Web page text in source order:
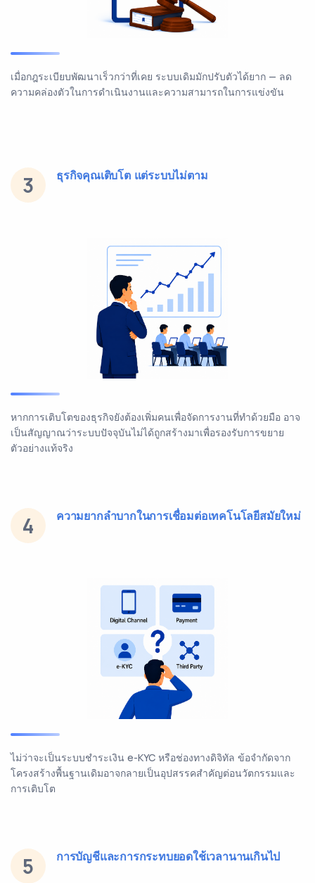
เมื่อกฎระเบียบพัฒนาเร็วกว่าที่เคย ระบบเดิมมักปรับตัวได้ยาก — ลด
ความคล่องตัวในการดำเนินงานและความสามารถในการแข่งขัน
3 ธุรกิจคุณเติบโต แต่ระบบไม่ตาม
หากการเติบโตของธุรกิจยังต้องเพิ่มคนเพื่อจัดการงานที่ทำด้วยมือ อาจ
เป็นสัญญาณว่าระบบปัจจุบันไม่ได้ถูกสร้างมาเพื่อรองรับการขยาย
ตัวอย่างแท้จริง
4 ความยากลำบากในการเชื่อมต่อเทคโนโลยีสมัยใหม่
ไม่ว่าจะเป็นระบบชำระเงิน e-KYC หรือช่องทางดิจิทัล ข้อจำกัดจาก
โครงสร้างพื้นฐานเดิมอาจกลายเป็นอุปสรรคสำคัญต่อนวัตกรรมและ
การเติบโต
5 การบัญชีและการกระทบยอดใช้เวลานานเกินไป